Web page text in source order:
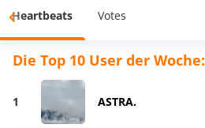
Heartbeats Votes
Die Top 10 User der Woche:
1 ASTRA.